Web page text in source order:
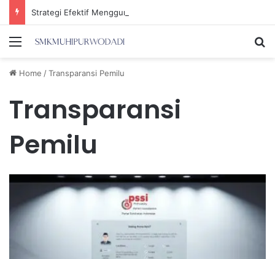
Menu
Home /Transparansi Pemilu
Transparansi
Pemilu